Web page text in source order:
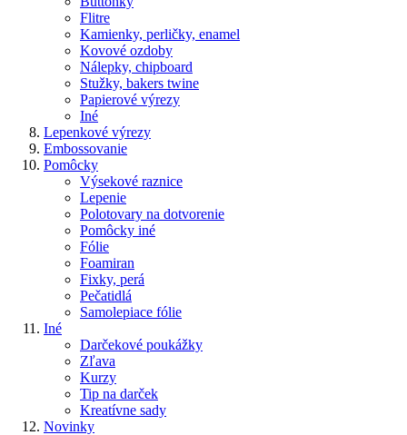
Flitre
Kamienky, perličky, enamel
Kovové ozdoby
Nálepky, chipboard
Stužky, bakers twine
Papierové výrezy
Iné
Lepenkové výrezy
Embossovanie
Pomôcky
Výsekové raznice
Lepenie
Polotovary na dotvorenie
Pomôcky iné
Fólie
Foamiran
Fixky, perá
Pečatidlá
Samolepiace fólie
Iné
Darčekové poukážky
Zľava
Kurzy
Tip na darček
Kreatívne sady
Novinky